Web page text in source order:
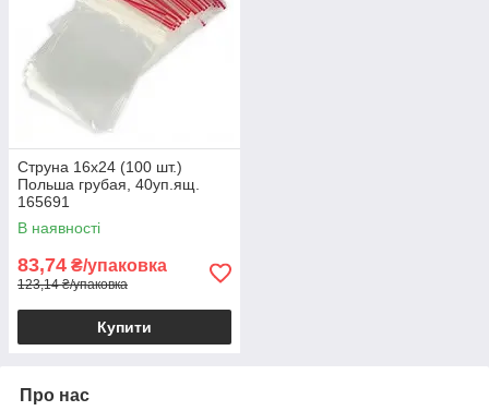
Струна 16х24 (100 шт.)
Польша грубая, 40уп.ящ.
165691
В наявності
83,74 ₴/упаковка
123,14 ₴/упаковка
Купити
Про нас